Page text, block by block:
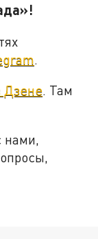
Дзене. Там
нами,